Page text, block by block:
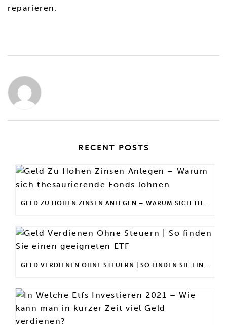
reparieren.
RECENT POSTS
GELD ZU HOHEN ZINSEN ANLEGEN – WARUM SICH THESAURIERENDE FONDS LOHNEN
GELD VERDIENEN OHNE STEUERN | SO FINDEN SIE EINEN GEEIGNETEN ETF